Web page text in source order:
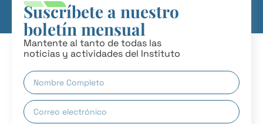
Suscríbete a nuestro
boletín mensual
Mantente al tanto de todas las
noticias y actividades del Instituto